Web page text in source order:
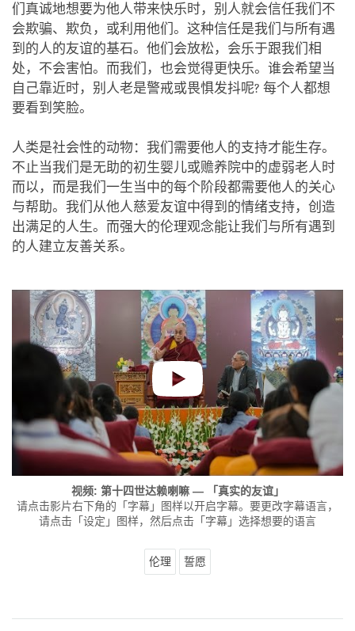
们真诚地想要为他人带来快乐时，别人就会信任我们不
会欺骗、欺负，或利用他们。这种信任是我们与所有遇
到的人的友谊的基石。他们会放松，会乐于跟我们相
处，不会害怕。而我们，也会觉得更快乐。谁会希望当
自己靠近时，别人老是警戒或畏惧发抖呢? 每个人都想
要看到笑脸。
人类是社会性的动物：我们需要他人的支持才能生存。
不止当我们是无助的初生婴儿或赡养院中的虚弱老人时
而以，而是我们一生当中的每个阶段都需要他人的关心
与帮助。我们从他人慈爱友谊中得到的情绪支持，创造
出满足的人生。而强大的伦理观念能让我们与所有遇到
的人建立友善关系。
视频: 第十四世达赖喇嘛 — 「真实的友谊」
请点击影片右下角的「字幕」图样以开启字幕。要更改字幕语言，
请点击「设定」图样，然后点击「字幕」选择想要的语言
伦理 誓愿